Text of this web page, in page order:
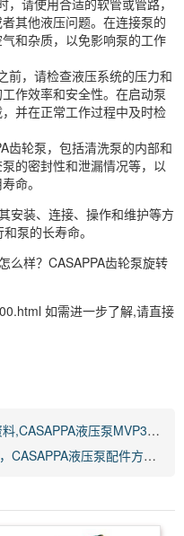
请使用合适的软管或管路，
其他液压问题。在连接泵的
和杂质，以免影响泵的工作
前，请检查液压系统的压力和
作效率和安全性。在启动泵
并在正常工作过程中及时检
齿轮泵，包括清洗泵的内部和
的密封性和泄漏情况等，以
命。
安装、连接、操作和维护等方
泵的长寿命。
么样？CASAPPA齿轮泵旋转
如需进一步了解,请直接
液压泵MVP30使用说明及特点。
液压泵配件方法及注意事项。